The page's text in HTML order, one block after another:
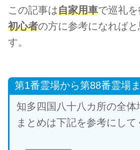
この記事は自家用車で巡礼を
初心者の方に参考になればと
す。
第1番霊場から第88番霊場
知多四国八十八カ所の全体
まとめは下記を参考にして